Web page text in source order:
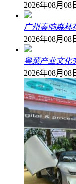
2026年08月08
广州奏响森林
2026年08月08
粤菜产业文化
2026年08月08